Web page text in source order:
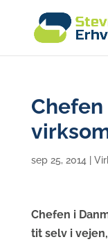
sep 25, 2014
Chefen i
tit selv i